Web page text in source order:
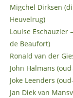
Migchel Dirksen
Heuvelrug)
Louise Eschauzier
de Beaufort)
Ronald van der
John Halmans
Joke Leenders
Jan Diek van